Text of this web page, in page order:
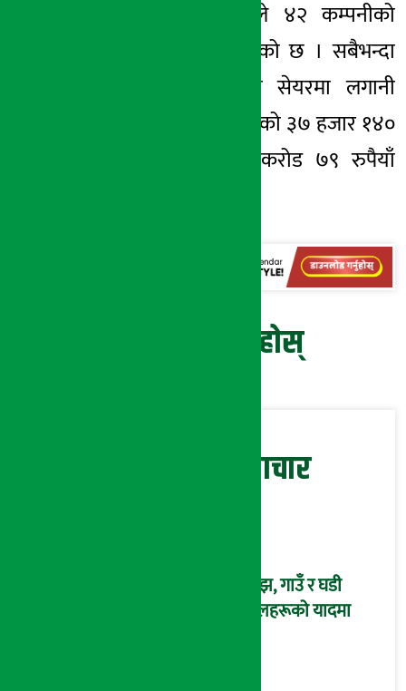
यसअवधिमा फन्डले ४२ कम्पनीको
सेयरमा लगानी गरेको छ । सबैभन्दा
धेरै नबिल बैंकको सेयरमा लगानी
गरेको छ । यस बैंकको ३७ हजार १४०
कित्ता सेयरमा ५ करोड ७९ रुपैयाँ
प्रतिक्रिया दिनुहोस्
सम्बन्धित समाचार
साँझ, गाउँ र घडी
फूलहरूको यादमा